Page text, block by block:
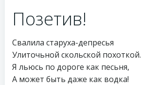
Позетив!
Свалила старуха-депресья
Улиточьной скольской похоткой.
Я льюсь по дороге как песьня,
А может быть даже как водка!